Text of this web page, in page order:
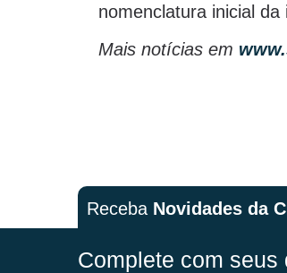
nomenclatura inicial
Mais notícias em
Receba Novidades da
Complete com